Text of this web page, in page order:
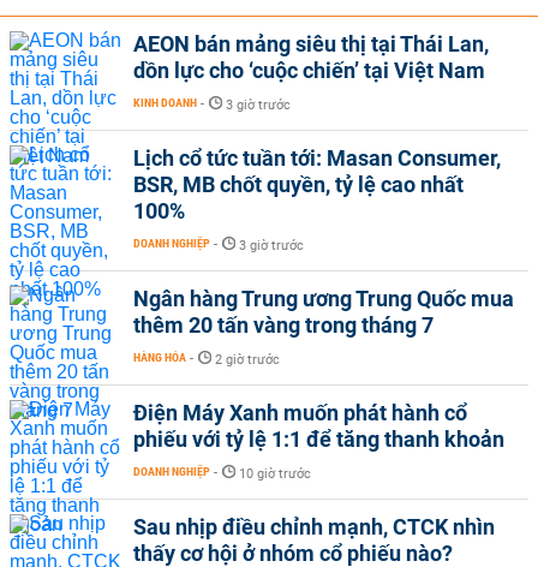
AEON bán mảng siêu thị tại Thái Lan,
dồn lực cho ‘cuộc chiến’ tại Việt Nam
KINH DOANH - 3 giờ trước
Lịch cổ tức tuần tới: Masan Consumer,
BSR, MB chốt quyền, tỷ lệ cao nhất
100%
DOANH NGHIỆP - 3 giờ trước
Ngân hàng Trung ương Trung Quốc mua
thêm 20 tấn vàng trong tháng 7
HÀNG HÓA - 2 giờ trước
Điện Máy Xanh muốn phát hành cổ
phiếu với tỷ lệ 1:1 để tăng thanh khoản
DOANH NGHIỆP - 10 giờ trước
Sau nhịp điều chỉnh mạnh, CTCK nhìn
thấy cơ hội ở nhóm cổ phiếu nào?